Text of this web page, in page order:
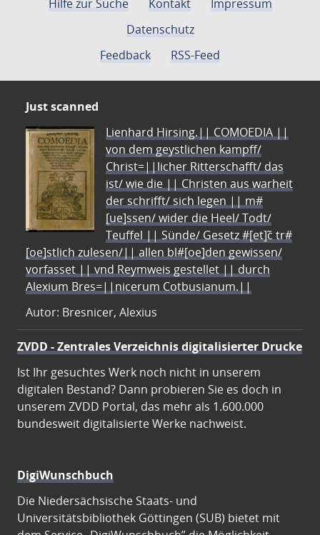
Hilfe zur Suche Kontakt
Impressum
Datenschutz
Feedback
RSS-Feed
Just scanned
Lienhard Hirsing.|| COMOEDIA ||
von dem geystlichen kampff/
Christ=||licher Ritterschafft/ das
ist/ wie die || Christen aus warheit
der schrifft/ sich legen || m#
[ue]ssen/ wider die Heel/ Todt/
Teuffel || Sünde/ Gesetz #[et]c̃ tr#
[oe]stlich zulesen/|| allen bl#[oe]den gewissen/
vorfasset || vnd Reymweis gestellet || durch
Alexium Bres=||nicerum Cotbusianum.||
Autor: Bresnicer, Alexius
ZVDD - Zentrales Verzeichnis digitalisierter Drucke
Ist Ihr gesuchtes Werk noch nicht in unserem
digitalen Bestand? Dann probieren Sie es doch in
unserem ZVDD Portal, das mehr als 1.600.000
bundesweit digitalisierte Werke nachweist.
DigiWunschbuch
Die Niedersächsische Staats- und
Universitätsbibliothek Göttingen (SUB) bietet mit